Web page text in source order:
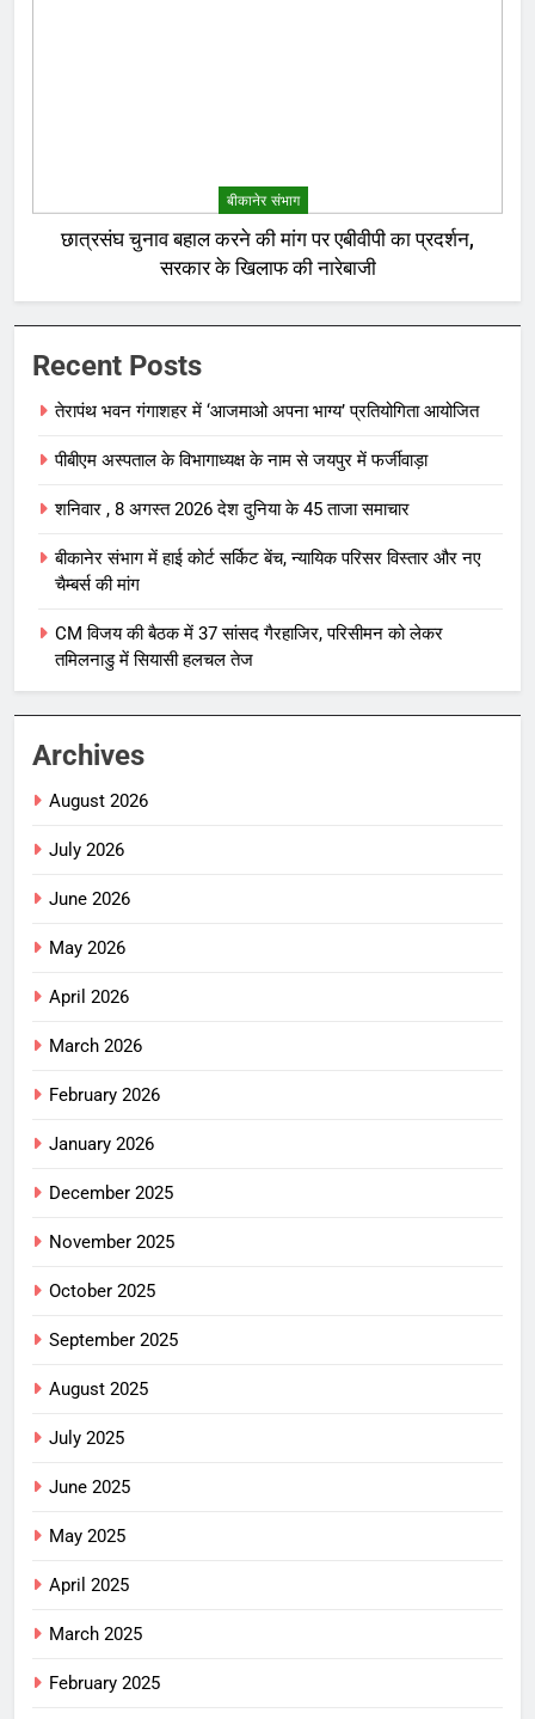
बीकानेर संभाग
छात्रसंघ चुनाव बहाल करने की मांग पर एबीवीपी का प्रदर्शन,
सरकार के खिलाफ की नारेबाजी
Recent Posts
तेरापंथ भवन गंगाशहर में ‘आजमाओ अपना भाग्य’ प्रतियोगिता आयोजित
पीबीएम अस्पताल के विभागाध्यक्ष के नाम से जयपुर में फर्जीवाड़ा
शनिवार , 8 अगस्त 2026 देश दुनिया के 45 ताजा समाचार
बीकानेर संभाग में हाई कोर्ट सर्किट बेंच, न्यायिक परिसर विस्तार और नए
चैम्बर्स की मांग
CM विजय की बैठक में 37 सांसद गैरहाजिर, परिसीमन को लेकर
तमिलनाडु में सियासी हलचल तेज
Archives
August 2026
July 2026
June 2026
May 2026
April 2026
March 2026
February 2026
January 2026
December 2025
November 2025
October 2025
September 2025
August 2025
July 2025
June 2025
May 2025
April 2025
March 2025
February 2025